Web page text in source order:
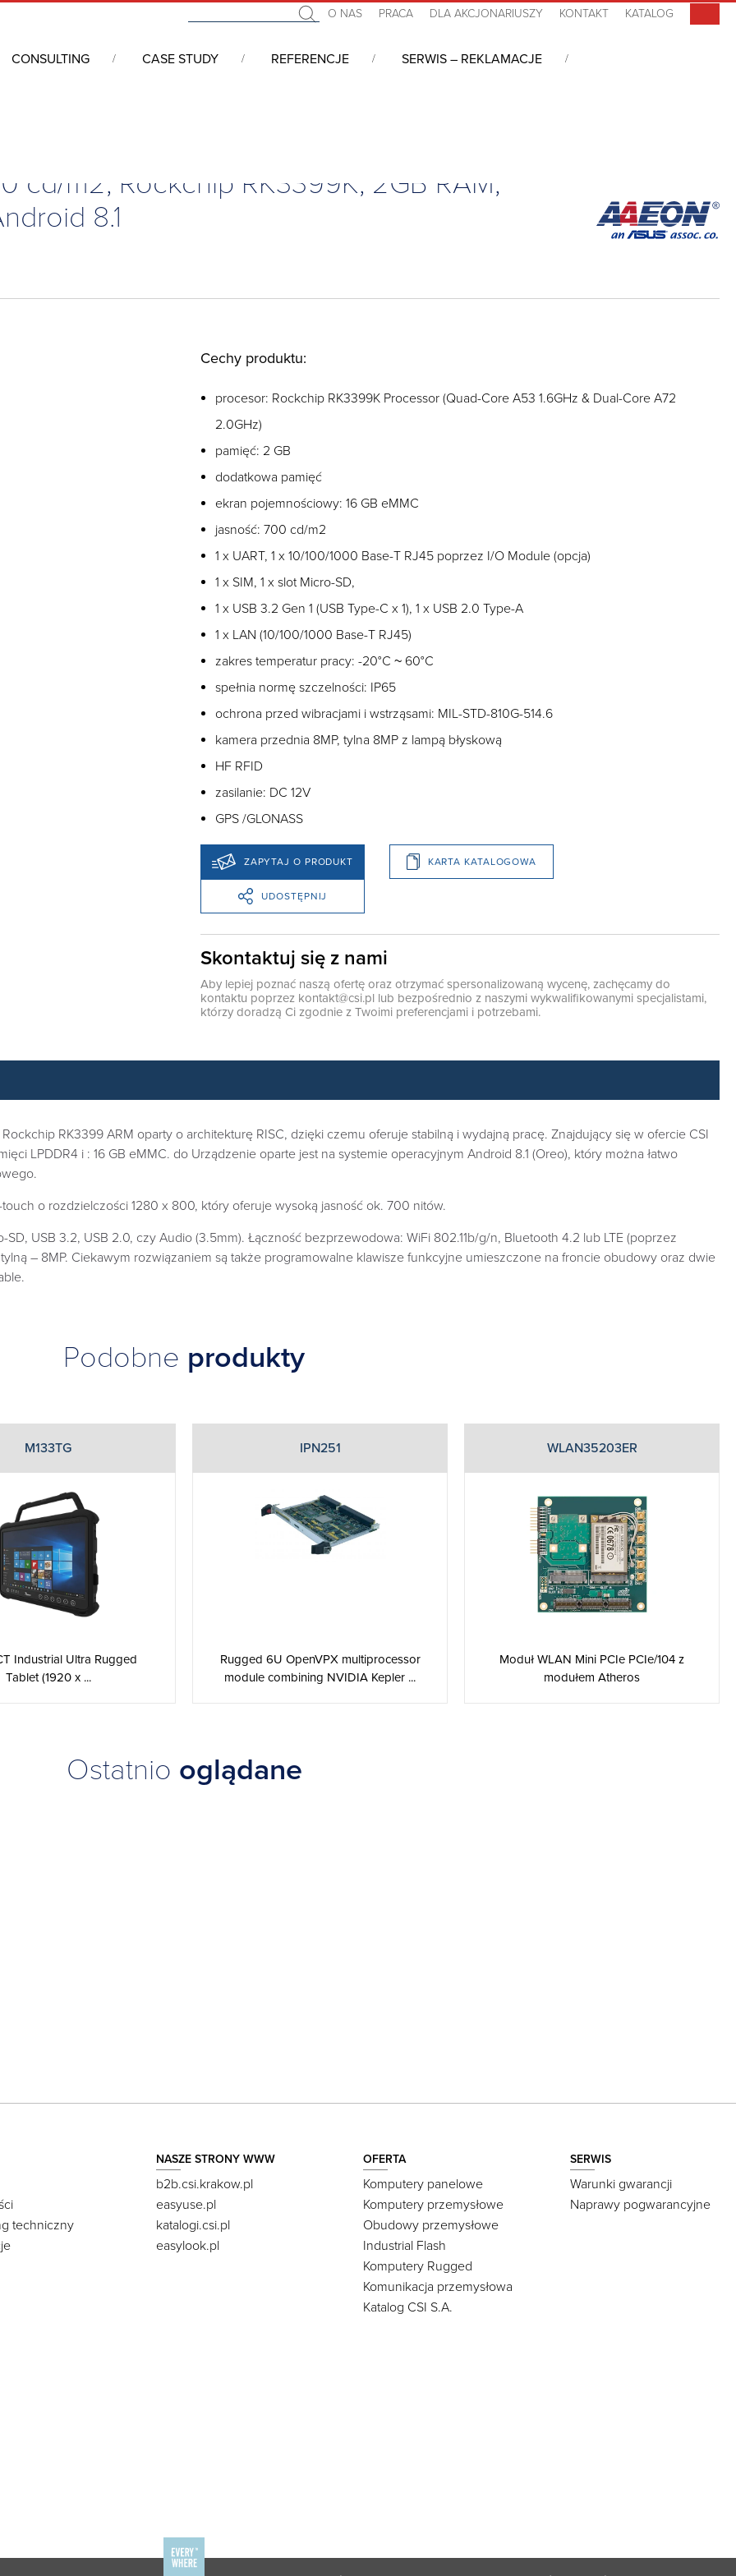
O NAS PRACA DLA AKCJONARIUSZY KONTAKT KATALOG
CONSULTING CASE STUDY REFERENCJE SERWIS – REKLAMACJE
cd/m2, Rockchip RK3399K, 2GB RAM,
8.1
Cechy produktu:
procesor: Rockchip RK3399K Processor (Quad-Core A53 1.6GHz & Dual-Core A72
2.0GHz)
pamięć: 2 GB
dodatkowa pamięć
ekran pojemnościowy: 16 GB eMMC
jasność: 700 cd/m2
1 x UART, 1 x 10/100/1000 Base-T RJ45 poprzez I/O Module (opcja)
1 x SIM, 1 x slot Micro-SD,
1 x USB 3.2 Gen 1 (USB Type-C x 1), 1 x USB 2.0 Type-A
1 x LAN (10/100/1000 Base-T RJ45)
zakres temperatur pracy: -20°C ~ 60°C
spełnia normę szczelności: IP65
ochrona przed wibracjami i wstrząsami: MIL-STD-810G-514.6
kamera przednia 8MP, tylna 8MP z lampą błyskową
HF RFID
zasilanie: DC 12V
GPS /GLONASS
ZAPYTAJ O PRODUKT KARTA KATALOGOWA
UDOSTĘPNIJ
Skontaktuj się z nami
Aby lepiej poznać naszą ofertę oraz otrzymać spersonalizowaną wycenę, zachęcamy do
kontaktu poprzez kontakt@csi.pl lub bezpośrednio z naszymi wykwalifikowanymi specjalistami,
którzy doradzą Ci zgodnie z Twoimi preferencjami i potrzebami.
RK3399 ARM oparty o architekturę RISC, dzięki czemu oferuje stabilną i wydajną pracę. Znajdujący się w ofercie CSI
LPDDR4 i : 16 GB eMMC. do Urządzenie oparte jest na systemie operacyjnym Android 8.1 (Oreo), który można łatwo
o rozdzielczości 1280 x 800, który oferuje wysoką jasność ok. 700 nitów.
USB 3.2, USB 2.0, czy Audio (3.5mm). Łączność bezprzewodowa: WiFi 802.11b/g/n, Bluetooth 4.2 lub LTE (poprzez
– 8MP. Ciekawym rozwiązaniem są także programowalne klawisze funkcyjne umieszczone na froncie obudowy oraz dwie
Podobne produkty
M133TG
Industrial Ultra Rugged
Tablet (1920 x ...
IPN251
Rugged 6U OpenVPX multiprocessor
module combining NVIDIA Kepler ...
WLAN35203ER
Moduł WLAN Mini PCIe PCIe/104 z
modułem Atheros
Ostatnio oglądane
techniczny
NASZE STRONY WWW
b2b.csi.krakow.pl
easyuse.pl
katalogi.csi.pl
easylook.pl
OFERTA
Komputery panelowe
Komputery przemysłowe
Obudowy przemysłowe
Industrial Flash
Komputery Rugged
Komunikacja przemysłowa
Katalog CSI S.A.
SERWIS
Warunki gwarancji
Naprawy pogwarancyjne